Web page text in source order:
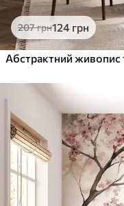
207грн124 грн